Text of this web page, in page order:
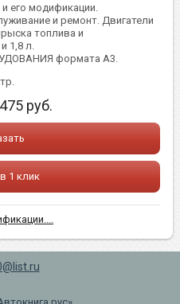
его модификации.
и ремонт. Двигатели
топлива и
1,8 л.
формата А3.
руб.
1 клик